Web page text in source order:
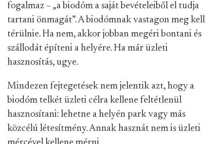
fogalmaz – „a biodóm a saját bevételeiből el tudja
tartani önmagát”. A biodómnak vastagon meg kell
térülnie. Ha nem, akkor jobban megéri bontani és
szállodát építeni a helyére. Ha már üzleti
hasznosítás, ugye.
Mindezen fejtegetések nem jelentik azt, hogy a
biodóm telkét üzleti célra kellene feltétlenül
hasznosítani: lehetne a helyén park vagy más
közcélú létesítmény. Annak hasznát nem is üzleti